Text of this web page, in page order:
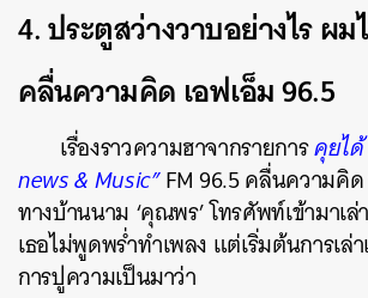
4. ประตูสว่างวาบอย่างไร ผม
คลื่นความคิด เอฟเอ็ม 96.5
เรื่องราวความฮาจากรายการคุยไ
news & Music”FM 96.5 คลื่นความคิ
ทางบ้านนาม ‘คุณพร’ โทรศัพท์เข้ามาเล่
เธอไม่พูดพร่ำทำเพลง แต่เริ่มต้นการเล่
การปูความเป็นมาว่า